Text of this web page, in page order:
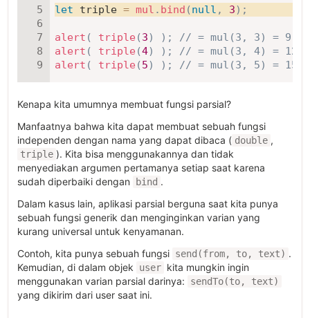
let triple = mul . bind (null , 3) ;
alert ( triple (3) ) ;
// = mul(3, 3) = 9
alert ( triple (4) ) ;
// = mul(3, 4) = 12
alert ( triple (5) ) ; // = mul(3, 5) = 15
Kenapa kita umumnya membuat fungsi parsial?
Manfaatnya bahwa kita dapat membuat sebuah fungsi
independen dengan nama yang dapat dibaca ( double ,
triple ). Kita bisa menggunakannya dan tidak
menyediakan argumen pertamanya setiap saat karena
sudah diperbaiki dengan
bind .
Dalam kasus lain, aplikasi parsial berguna saat kita punya
sebuah fungsi generik dan menginginkan varian yang
kurang universal untuk kenyamanan.
Contoh, kita punya sebuah fungsi send(from, to, text) .
Kemudian, di dalam objek
user kita mungkin ingin
menggunakan varian parsial darinya:
sendTo(to, text)
yang dikirim dari user saat ini.